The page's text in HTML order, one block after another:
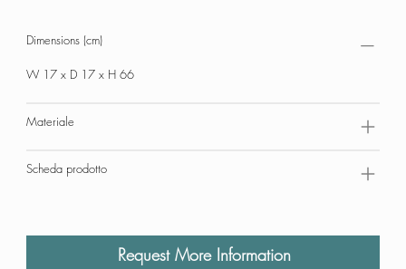
Dimensions (cm)
W 17 x D 17 x H 66
Materiale
Scheda prodotto
Request More Information